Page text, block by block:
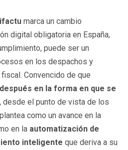
marca un cambio
digital obligatoria en España,
puede ser un
en los despachos y
Convencido de que
en la forma en que se
desde el punto de vista de los
como un avance en la
en la automatización de
inteligente que deriva a su